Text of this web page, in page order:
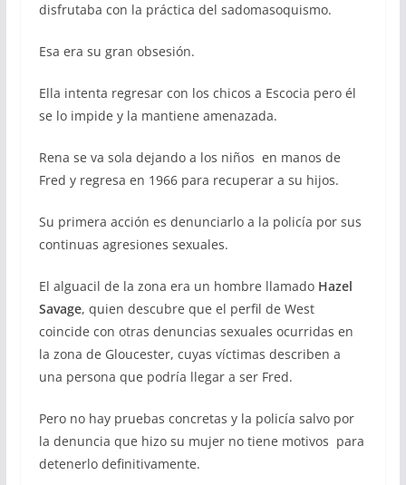
disfrutaba con la práctica del sadomasoquismo.
Esa era su gran obsesión.
Ella intenta regresar con los chicos a Escocia pero él
se lo impide y la mantiene amenazada.
Rena se va sola dejando a los niños en manos de
Fred y regresa en 1966 para recuperar a su hijos.
Su primera acción es denunciarlo a la policía por sus
continuas agresiones sexuales.
El alguacil de la zona era un hombre llamadoHazel
Savage, quien descubre que el perfil de West
coincide con otras denuncias sexuales ocurridas en
la zona de Gloucester, cuyas víctimas describen a
una persona que podría llegar a ser Fred.
Pero no hay pruebas concretas y la policía salvo por
la denuncia que hizo su mujer no tiene motivos para
detenerlo definitivamente.